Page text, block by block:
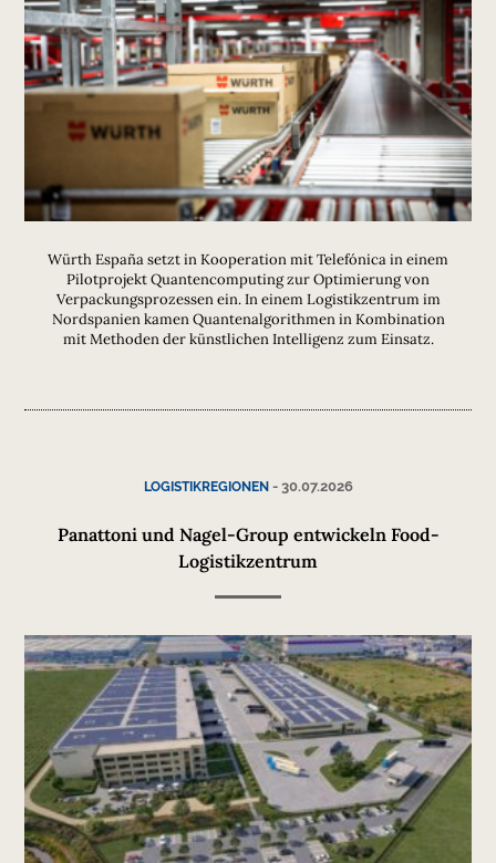
Würth España setzt in Kooperation mit Telefónica in einem
Pilotprojekt Quantencomputing zur Optimierung von
Verpackungsprozessen ein. In einem Logistikzentrum im
Nordspanien kamen Quantenalgorithmen in Kombination
mit Methoden der künstlichen Intelligenz zum Einsatz.
LOGISTIKREGIONEN- 30.07.2026
Panattoni und Nagel-Group entwickeln Food-
Logistikzentrum